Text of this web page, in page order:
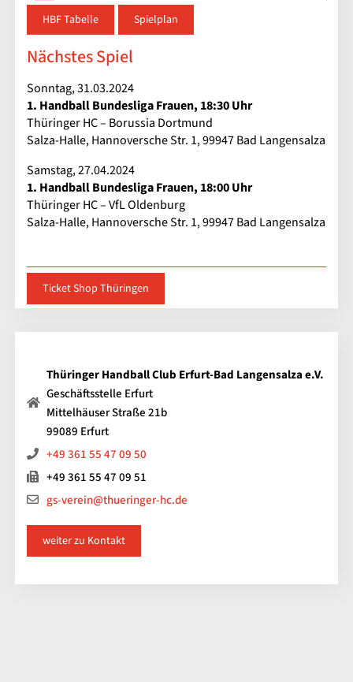
HBF Tabelle Spielplan
Nächstes Spiel
Sonntag, 31.03.2024
1. Handball Bundesliga Frauen, 18:30 Uhr
Thüringer HC – Borussia Dortmund
Salza-Halle, Hannoversche Str. 1, 99947 Bad Langensalza
Samstag, 27.04.2024
1. Handball Bundesliga Frauen, 18:00 Uhr
Thüringer HC – VfL Oldenburg
Salza-Halle, Hannoversche Str. 1, 99947 Bad Langensalza
Ticket Shop Thüringen
Thüringer Handball Club Erfurt-Bad Langensalza e.V.
Geschäftsstelle Erfurt
Mittelhäuser Straße 21b
99089 Erfurt
+49 361 55 47 09 50
+49 361 55 47 09 51
gs-verein@thueringer-hc.de
weiter zu Kontakt